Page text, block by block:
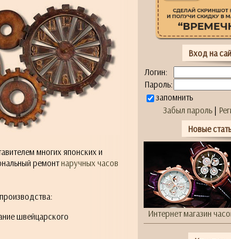
многих японских и
ремонтнаручных часов
швейцарского
Вход на
Логин:
Пароль:
запомнить
Забыл пароль |
Новые
Интернет магазин